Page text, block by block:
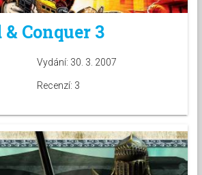
Conquer 3
Vydání: 30. 3. 2007
Recenzí: 3